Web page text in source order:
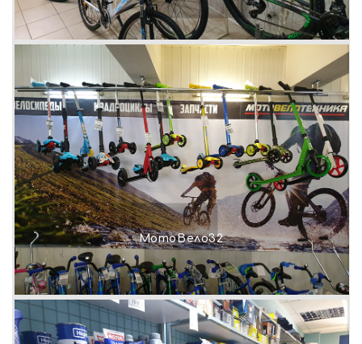
МотоВело32